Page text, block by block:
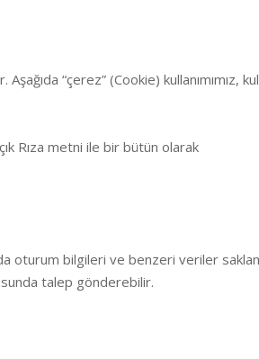
“çerez” (Cookie) kullanımımız,
Rıza metni ile bir bütün olarak
oturum bilgileri ve benzeri veriler
talep gönderebilir.